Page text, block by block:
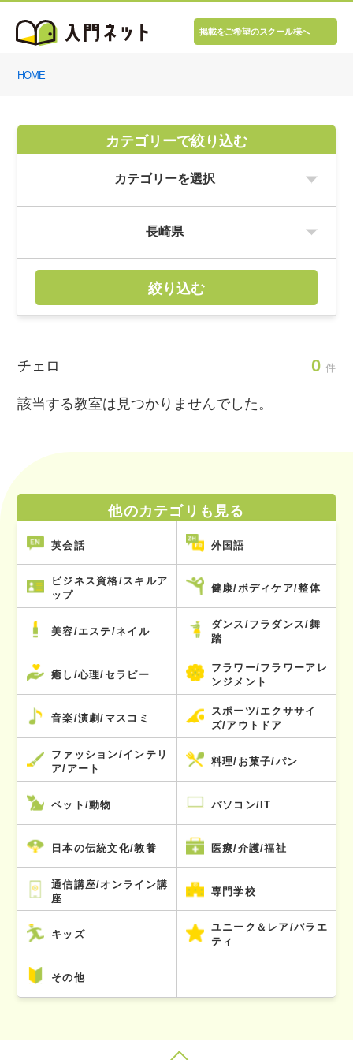
掲載をご希望のスクール様へ
HOME
カテゴリーで絞り込む
絞り込む
チェロ 0 件
該当する教室は見つかりませんでした。
他のカテゴリも見る
英会話 外国語
ビジネス資格/スキルア
ップ
健康/ボディケア/整体
美容/エステ/ネイル
ダンス/フラダンス/舞
踏
癒し/心理/セラピー
フラワー/フラワーアレ
ンジメント
音楽/演劇/マスコミ
スポーツ/エクササイ
ズ/アウトドア
ファッション/インテリ
ア/アート
料理/お菓子/パン
ペット/動物 パソコン/IT
日本の伝統文化/教養 医療/介護/福祉
通信講座/オンライン講
座
専門学校
キッズ
ユニーク＆レア/バラエ
ティ
その他